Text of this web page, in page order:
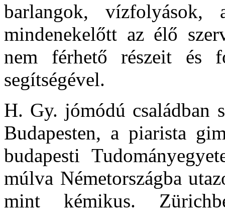
barlangok, vízfolyások,
mindenekelőtt az élő
nem férhető részeit és
segítségével.
H. Gy. jómódú családban
Budapesten, a piarista
budapesti
múlva Németországba
mint kémikus.